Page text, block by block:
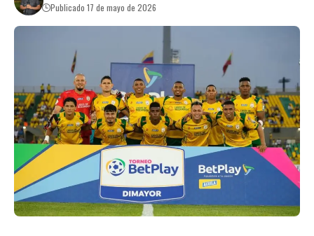
Publicado 17 de mayo de 2026